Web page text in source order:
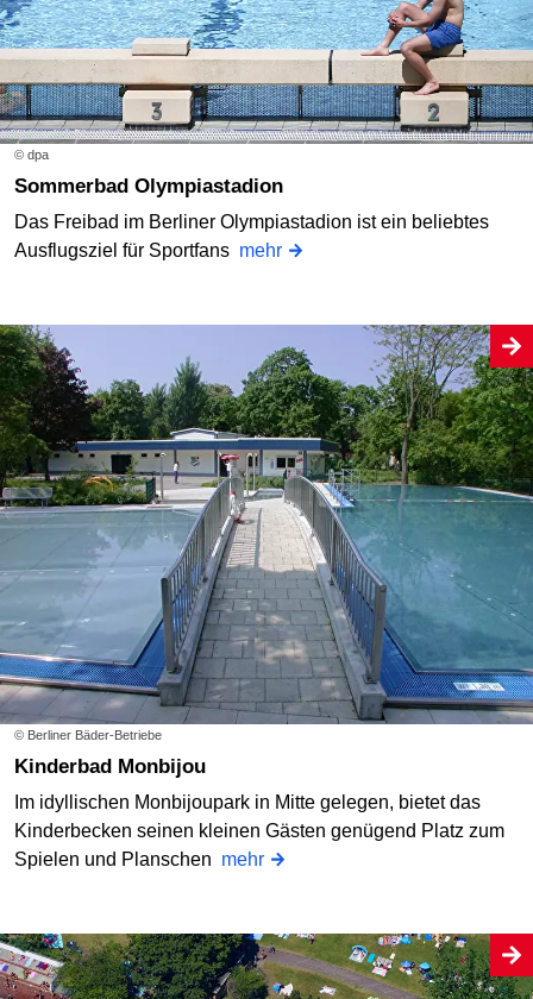
© dpa
Sommerbad Olympiastadion
Das Freibad im Berliner Olympiastadion ist ein beliebtes
Ausflugsziel für Sportfans mehr
© Berliner Bäder-Betriebe
Kinderbad Monbijou
Im idyllischen Monbijoupark in Mitte gelegen, bietet das
Kinderbecken seinen kleinen Gästen genügend Platz zum
Spielen und Planschen mehr